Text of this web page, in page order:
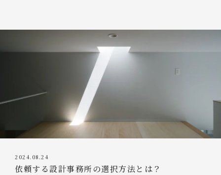
2024.08.24
依頼する設計事務所の選択方法とは？